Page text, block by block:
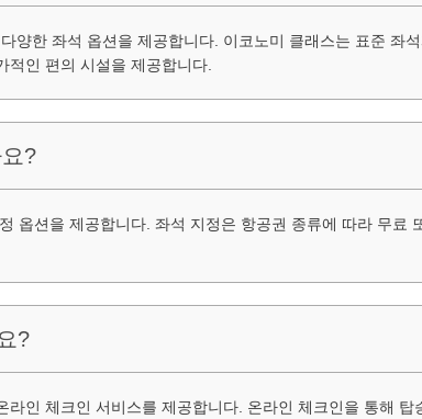
양한 좌석 옵션을 제공합니다. 이코노미 클래스는 표준 좌
적인 편의 시설을 제공합니다.
?
옵션을 제공합니다. 좌석 지정은 항공권 종류에 따라 무료
?
인 체크인 서비스를 제공합니다. 온라인 체크인을 통해